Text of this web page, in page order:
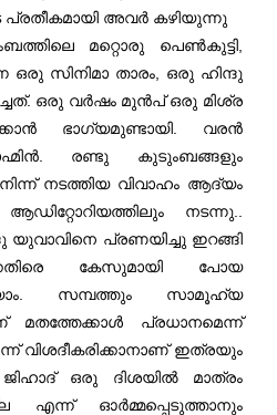
പ്രതീകമായി അവര്‍ കഴിയുന്നു
മറ്റൊരു പെൺകുട്ടി,
ഒരു സിനിമാ താരം, ഒരു ഹിന്ദു
ഒരു വര്‍ഷം മുൻപ് ഒരു മിശ്ര
ഭാഗ്യമുണ്ടായി. വരൻ
രണ്ടു കുടുംബങ്ങളും
നടത്തിയ വിവാഹം ആദ്യം
നടന്നു..
യുവാവിനെ പ്രണയിച്ചു ഇറങ്ങി
കേസുമായി പോയ
സമ്പത്തും സാമൂഹ്യ
പ്രധാനമെന്ന്
വിശദീകരിക്കാനാണ് ഇത്രയും
ഒരു ദിശയില്‍ മാത്രം
എന്ന്‍ ഓര്‍മ്മപ്പെടുത്താനും